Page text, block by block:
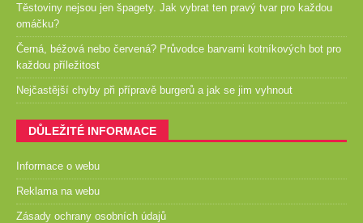
Těstoviny nejsou jen špagety. Jak vybrat ten pravý tvar pro každou
omáčku?
Černá, béžová nebo červená? Průvodce barvami kotníkových bot pro
každou příležitost
Nejčastější chyby při přípravě burgerů a jak se jim vyhnout
DŮLEŽITÉ INFORMACE
Informace o webu
Reklama na webu
Zásady ochrany osobních údajů